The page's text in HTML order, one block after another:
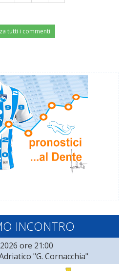
tutti i commenti
INCONTRO
ore 21:00
"G. Cornacchia"